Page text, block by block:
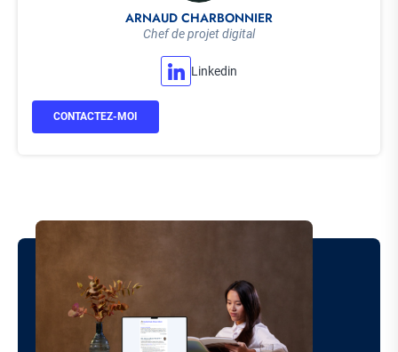
ARNAUD CHARBONNIER
Chef de projet digital
Linkedin
CONTACTEZ-MOI